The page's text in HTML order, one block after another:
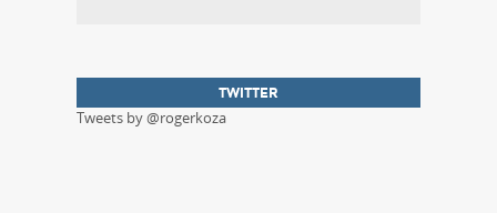
TWITTER
Tweets by @rogerkoza